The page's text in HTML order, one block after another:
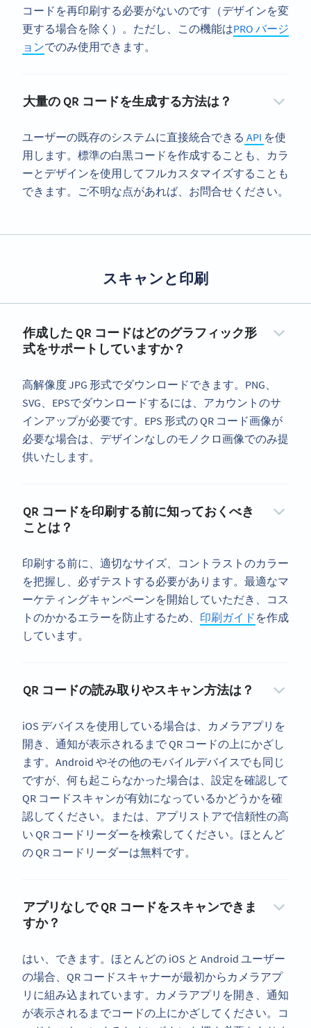
コードを再印刷する必要がないのです（デザインを変
更する場合を除く）。ただし、この機能はPRO バージ
ョンでのみ使用できます。
大量の QR コードを生成する方法は？
ユーザーの既存のシステムに直接統合できる API を使
用します。標準の白黒コードを作成することも、カラ
ーとデザインを使用してフルカスタマイズすることも
できます。ご不明な点があれば、お問合せください。
スキャンと印刷
作成した QR コードはどのグラフィック形
式をサポートしていますか？
高解像度 JPG 形式でダウンロードできます。PNG、
SVG、EPSでダウンロードするには、アカウントのサ
インアップが必要です。EPS 形式の QR コード画像が
必要な場合は、デザインなしのモノクロ画像でのみ提
供いたします。
QR コードを印刷する前に知っておくべき
ことは？
印刷する前に、適切なサイズ、コントラストのカラー
を把握し、必ずテストする必要があります。最適なマ
ーケティングキャンペーンを開始していただき、コス
トのかかるエラーを防止するため、 印刷ガイド を作成
しています。
QR コードの読み取りやスキャン方法は？
iOS デバイスを使用している場合は、カメラアプリを
開き、通知が表示されるまで QR コードの上にかざし
ます。Android やその他のモバイルデバイスでも同じ
ですが、何も起こらなかった場合は、設定を確認して
QR コードスキャンが有効になっているかどうかを確
認してください。または、アプリストアで信頼性の高
い QR コードリーダーを検索してください。ほとんど
の QR コードリーダーは無料です。
アプリなしで QR コードをスキャンできま
すか？
はい、できます。ほとんどの iOS と Android ユーザー
の場合、QR コードスキャナーが最初からカメラアプ
リに組み込まれています。カメラアプリを開き、通知
が表示されるまでコードの上にかざしてください。コ